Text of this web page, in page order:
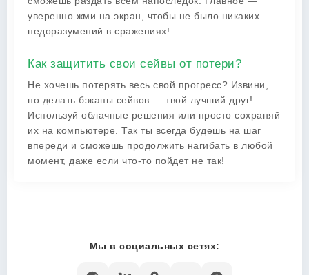
уверенно жми на экран, чтобы не было никаких
недоразумений в сражениях!
Как защитить свои сейвы от потери?
Не хочешь потерять весь свой прогресс? Извини,
но делать бэкапы сейвов — твой лучший друг!
Используй облачные решения или просто сохраняй
их на компьютере. Так ты всегда будешь на шаг
впереди и сможешь продолжить нагибать в любой
момент, даже если что-то пойдет не так!
Мы в социальных сетях: